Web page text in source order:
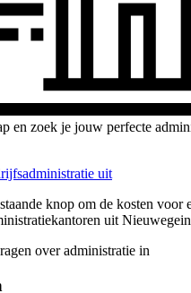
en zoek je jouw perfecte
uit
knop om de kosten voor
uit
over administratie in